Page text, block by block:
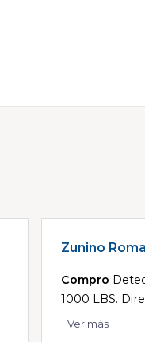
Zunino
Compro
1000 LBS.
Ver más